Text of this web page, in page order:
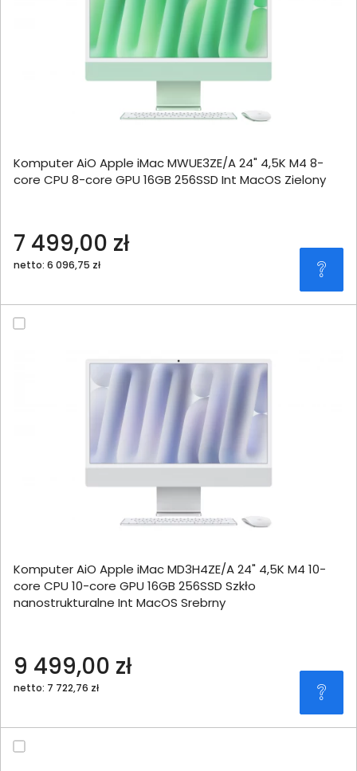
Komputer AiO Apple iMac MWUE3ZE/A 24" 4,5K M4 8-
core CPU 8-core GPU 16GB 256SSD Int MacOS Zielony
7 499,00 zł
netto: 6 096,75 zł
Komputer AiO Apple iMac MD3H4ZE/A 24" 4,5K M4 10-
core CPU 10-core GPU 16GB 256SSD Szkło
nanostrukturalne Int MacOS Srebrny
9 499,00 zł
netto: 7 722,76 zł